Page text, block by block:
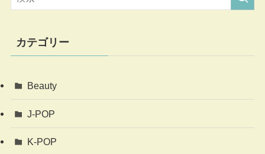
カテゴリー
Beauty
J-POP
K-POP